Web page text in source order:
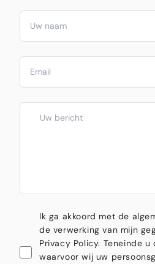
Ik ga akkoord met de
de verwerking van mijn
Privacy Policy. Teneinde
waarvoor wij uw